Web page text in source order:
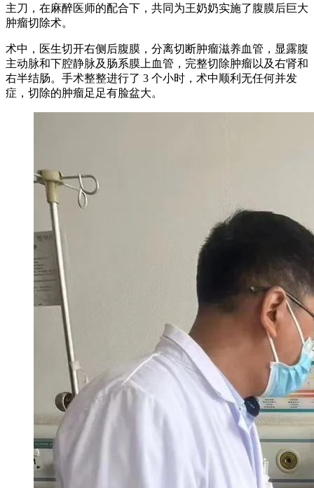
主刀，在麻醉医师的配合下，共同为王奶奶实施了腹膜后巨大
肿瘤切除术。
术中，医生切开右侧后腹膜，分离切断肿瘤滋养血管，显露腹
主动脉和下腔静脉及肠系膜上血管，完整切除肿瘤以及右肾和
右半结肠。手术整整进行了 3 个小时，术中顺利无任何并发
症，切除的肿瘤足足有脸盆大。